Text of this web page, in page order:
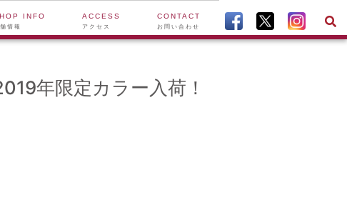
INFO
情報
ACCESS
アクセス
CONTACT
お問い合わせ
年限定カラー入荷！